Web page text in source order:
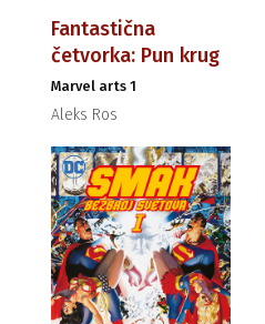
Fantastična
četvorka: Pun krug
Marvel arts 1
Aleks Ros